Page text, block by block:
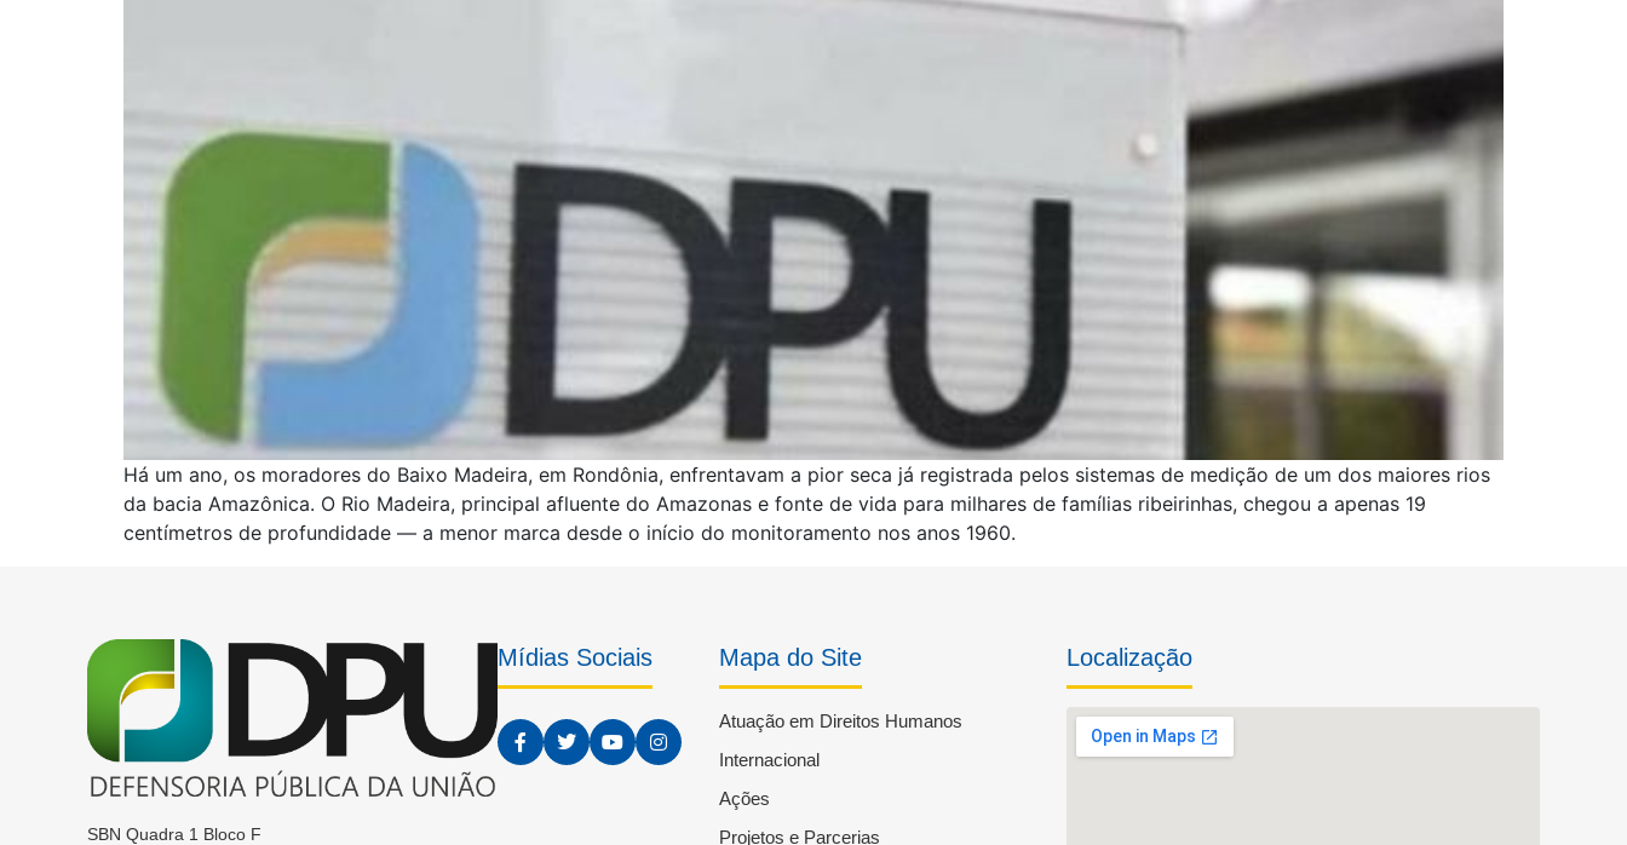
Há um ano, os moradores do Baixo Madeira, em Rondônia, enfrentavam a pior seca já registrada pelos sistemas de medição de um dos maiores rios
da bacia Amazônica. O Rio Madeira, principal afluente do Amazonas e fonte de vida para milhares de famílias ribeirinhas, chegou a apenas 19
centímetros de profundidade — a menor marca desde o início do monitoramento nos anos 1960.
SBN Quadra 1 Bloco F
Mídias Sociais Mapa do Site
Atuação em Direitos Humanos
Internacional
Ações
Projetos e Parcerias
Localização